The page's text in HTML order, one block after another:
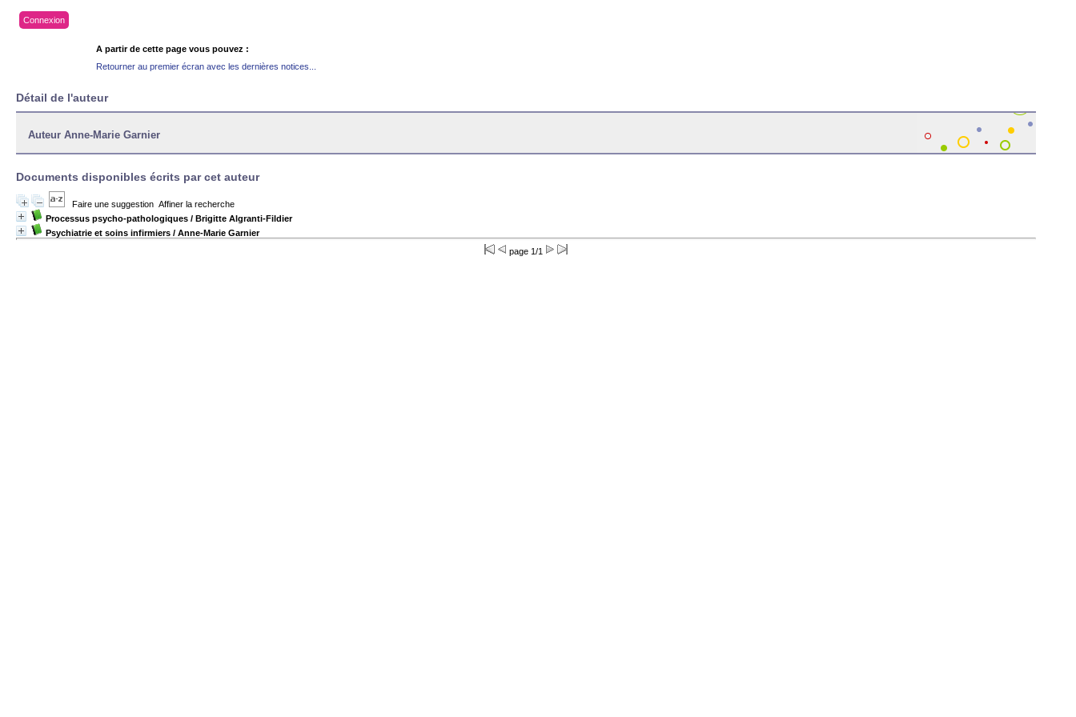
Connexion
A partir de cette page vous pouvez :
Retourner au premier écran avec les dernières notices...
Détail de l'auteur
Auteur Anne-Marie Garnier
Documents disponibles écrits par cet auteur
Faire une suggestion Affiner la recherche
Processus psycho-pathologiques / Brigitte Algranti-Fildier
Psychiatrie et soins infirmiers / Anne-Marie Garnier
page 1/1